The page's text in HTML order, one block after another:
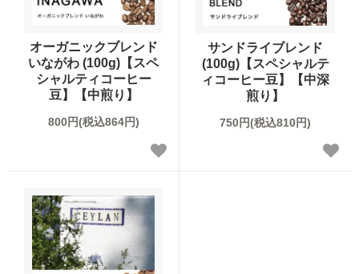
オーガニックブレンド
いながわ (100g)【スペ
シャルティコーヒー
豆】【中煎り】
800円(税込864円)
サンドライブレンド
(100g)【スペシャルテ
ィコーヒー豆】【中深
煎り】
750円(税込810円)